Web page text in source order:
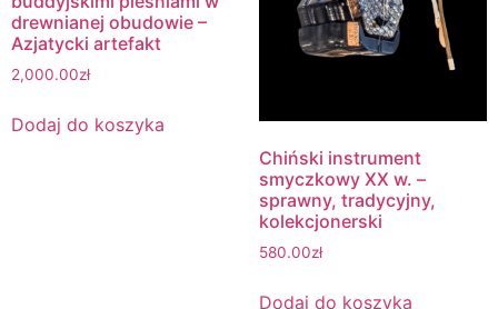
drewnianej obudowie –
Azjatycki artefakt
2,000.00zł
Dodaj do koszyka
Chiński instrument
smyczkowy XX w. –
sprawny, tradycyjny,
kolekcjonerski
580.00zł
Dodaj do koszyka